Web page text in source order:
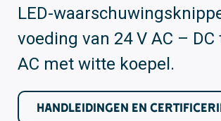
LED-
voeding van 24 V AC – DC
AC met witte koepel.
HANDLEIDINGEN EN